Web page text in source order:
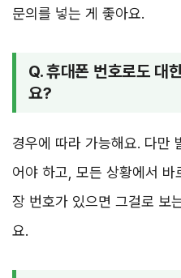
문의를 넣는 게 좋아요.
Q. 휴대폰 번호로도 대
요?
경우에 따라 가능해요. 다만
어야 하고, 모든 상황에서
장 번호가 있으면 그걸로 보
요.